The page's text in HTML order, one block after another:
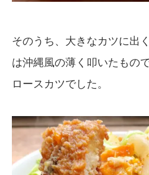
そのうち、大きなカツに出
は沖縄風の薄く叩いたもの
ロースカツでした。